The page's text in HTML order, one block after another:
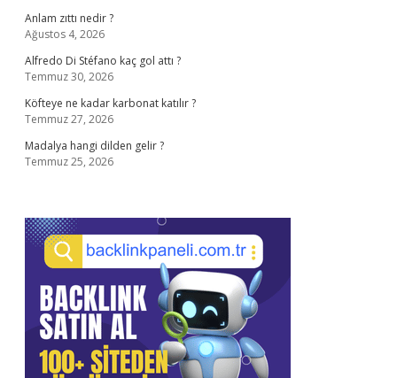
Anlam zıttı nedir ?
Ağustos 4, 2026
Alfredo Di Stéfano kaç gol attı ?
Temmuz 30, 2026
Köfteye ne kadar karbonat katılır ?
Temmuz 27, 2026
Madalya hangi dilden gelir ?
Temmuz 25, 2026